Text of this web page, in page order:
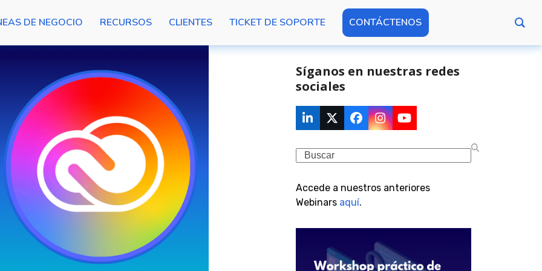
DE NEGOCIO RECURSOS CLIENTES TICKET DE SOPORTE CONTÁCTENOS
Síganos en nuestras redes
sociales
LinkedIn
TwitterFacebook
Instagram
YouTube
Search
Accede a nuestros anteriores
Webinars aquí.